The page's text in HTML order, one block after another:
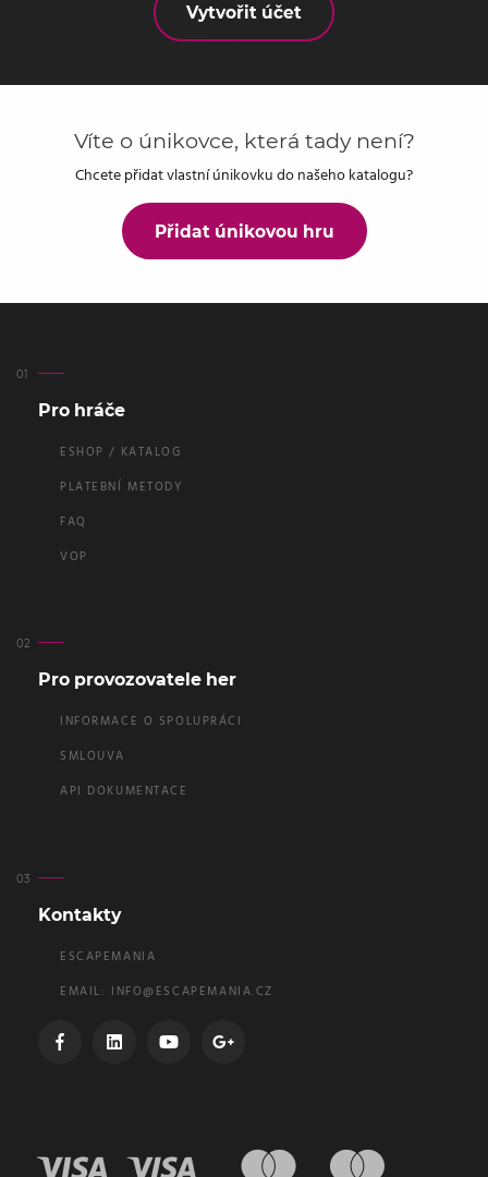
Vytvořit účet
Víte o únikovce, která tady není?
Chcete přidat vlastní únikovku do našeho katalogu?
Přidat únikovou hru
Pro hráče
ESHOP / KATALOG
PLATEBNÍ METODY
FAQ
VOP
Pro provozovatele her
INFORMACE O SPOLUPRÁCI
SMLOUVA
API DOKUMENTACE
Kontakty
ESCAPEMANIA
EMAIL: INFO@ESCAPEMANIA.CZ